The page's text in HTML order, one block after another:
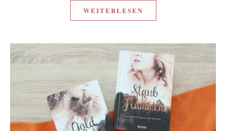
WEITERLESEN